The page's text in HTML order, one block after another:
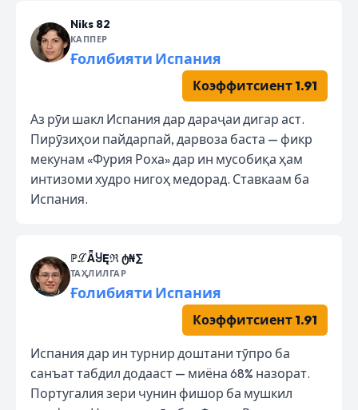
Niks 82
КАППЕР
Ғолибияти Испания
Коэффитсиент 1.91
Аз рӯи шакл Испания дар дараҷаи дигар аст.
Пирӯзиҳои пайдарпай, дарвоза баста — фикр
мекунам «Фурия Роха» дар ин мусобиқа ҳам
интизоми худро нигоҳ медорад. Ставкаам ба
Испания.
ℙℒǞႸĘℜ ტ₦∑
ТАҲЛИЛГАР
Ғолибияти Испания
Коэффитсиент 1.91
Испания дар ин турнир доштани тӯпро ба
санъат табдил додааст — миёна 68% назорат.
Португалия зери чунин фишор ба мушкил